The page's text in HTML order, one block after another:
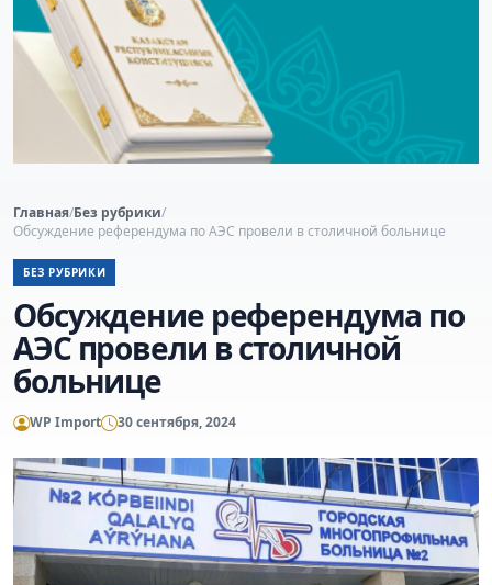
Главная/Без рубрики/
Обсуждение референдума по АЭС провели в столичной больнице
БЕЗ РУБРИКИ
Обсуждение референдума по
АЭС провели в столичной
больнице
WP Import 30 сентября, 2024